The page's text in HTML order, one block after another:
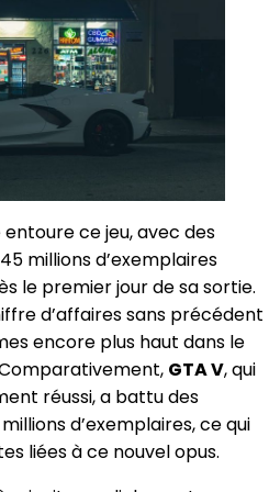
ce jeu, avec des
millions d’exemplaires
le premier jour de sa sortie.
d’affaires sans précédent
encore plus haut dans le
GTA V, qui
réussi, a battu des
d’exemplaires, ce qui
liées à ce nouvel opus.